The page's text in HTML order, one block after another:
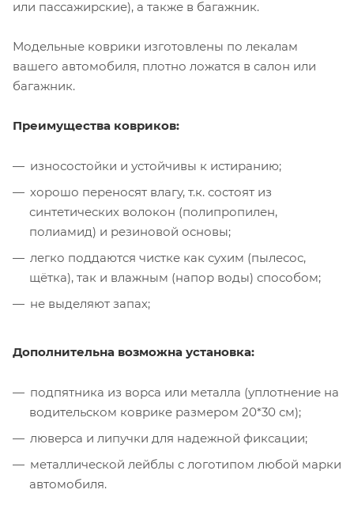
или пассажирские), а также в багажник.
Модельные коврики изготовлены по лекалам
вашего автомобиля, плотно ложатся в салон или
багажник.
Преимущества ковриков:
износостойки и устойчивы к истиранию;
хорошо переносят влагу, т.к. состоят из
синтетических волокон (полипропилен,
полиамид) и резиновой основы;
легко поддаются чистке как сухим (пылесос,
щётка), так и влажным (напор воды) способом;
не выделяют запах;
Дополнительна возможна установка:
подпятника из ворса или металла (уплотнение на
водительском коврике размером 20*30 см);
люверса и липучки для надежной фиксации;
металлической лейблы с логотипом любой марки
автомобиля.